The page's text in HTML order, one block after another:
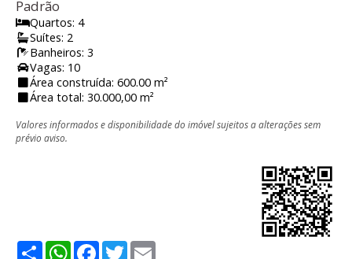
Padrão
Quartos: 4
Suítes: 2
Banheiros: 3
Vagas: 10
Área construída: 600.00 m²
Área total: 30.000,00 m²
Valores informados e disponibilidade do imóvel sujeitos a alterações sem
prévio aviso.
ShareWhatsApp
Facebook
Twitter